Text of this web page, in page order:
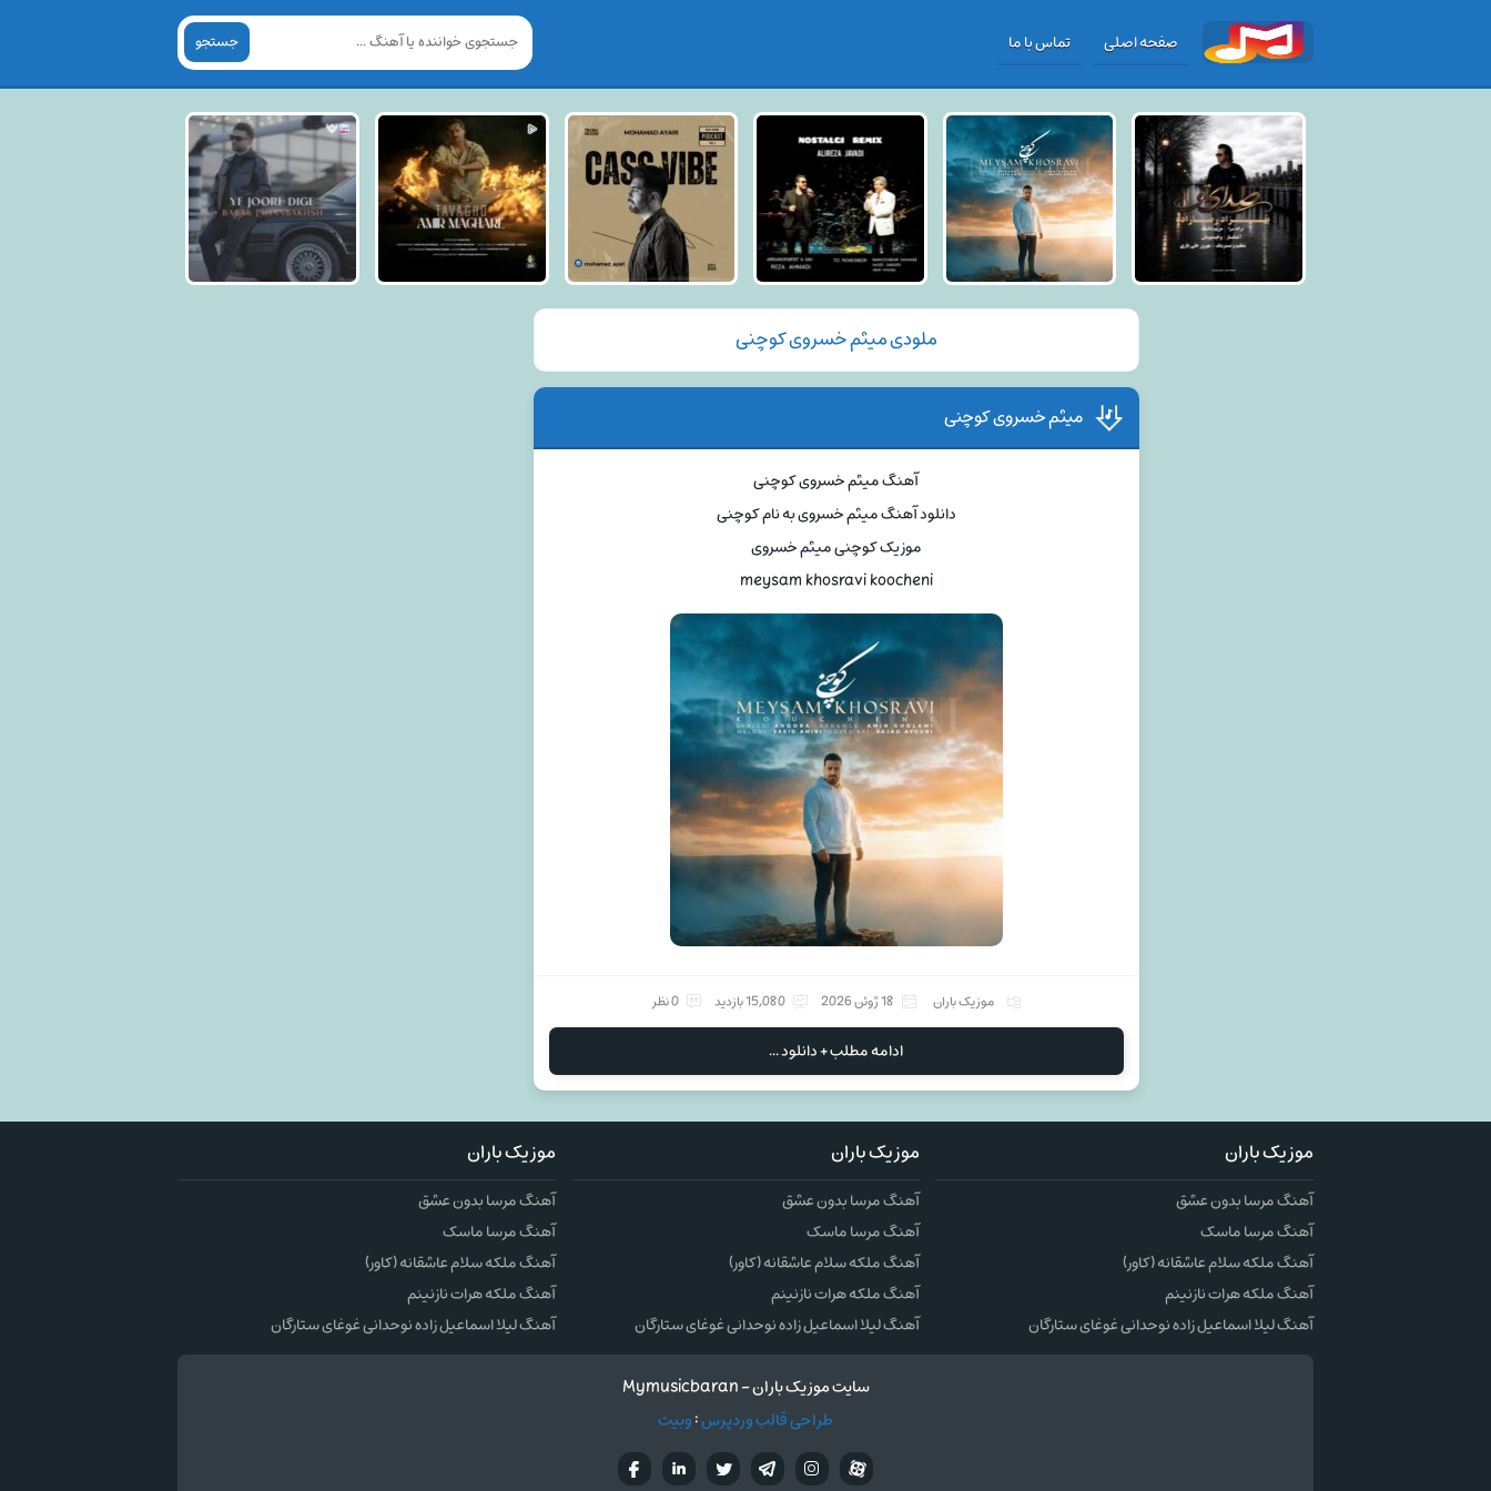
صفحه اصلی تماس با ما جستجو
ملودی میثم خسروی کوچنی
میثم خسروی کوچنی
آهنگ میثم خسروی کوچنی
دانلود آهنگ میثم خسروی به نام کوچنی
موزیک کوچنی میثم خسروی
meysam khosravi koocheni
موزیک باران 18 ژوئن 2026 15,080 بازدید 0 نظر
ادامه مطلب + دانلود ...
موزیک باران
آهنگ مرسا بدون عشق
آهنگ مرسا ماسک
آهنگ ملکه سلام عاشقانه (کاور)
آهنگ ملکه هرات نازنینم
آهنگ لیلا اسماعیل زاده نوحدانی غوغای ستارگان
موزیک باران
آهنگ مرسا بدون عشق
آهنگ مرسا ماسک
آهنگ ملکه سلام عاشقانه (کاور)
آهنگ ملکه هرات نازنینم
آهنگ لیلا اسماعیل زاده نوحدانی غوغای ستارگان
موزیک باران
آهنگ مرسا بدون عشق
آهنگ مرسا ماسک
آهنگ ملکه سلام عاشقانه (کاور)
آهنگ ملکه هرات نازنینم
آهنگ لیلا اسماعیل زاده نوحدانی غوغای ستارگان
سایت موزیک باران - Mymusicbaran
طراحی قالب وردپرس:وبیت
تويترتلگرام
اینستاگرام آپارات